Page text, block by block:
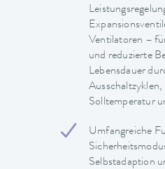
Ventilatoren –
und reduzierte
Lebensdauer
Solltemperatur
Umfangreiche
Selbstadaption